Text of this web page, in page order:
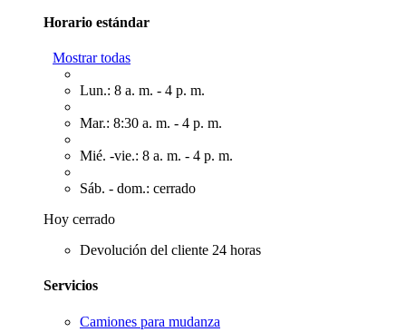
Horario estándar
Mostrar todas
Lun.: 8 a. m. - 4 p. m.
Mar.: 8:30 a. m. - 4 p. m.
Mié. -vie.: 8 a. m. - 4 p. m.
Sáb. - dom.: cerrado
Hoy cerrado
Devolución del cliente 24 horas
Servicios
Camiones para mudanza